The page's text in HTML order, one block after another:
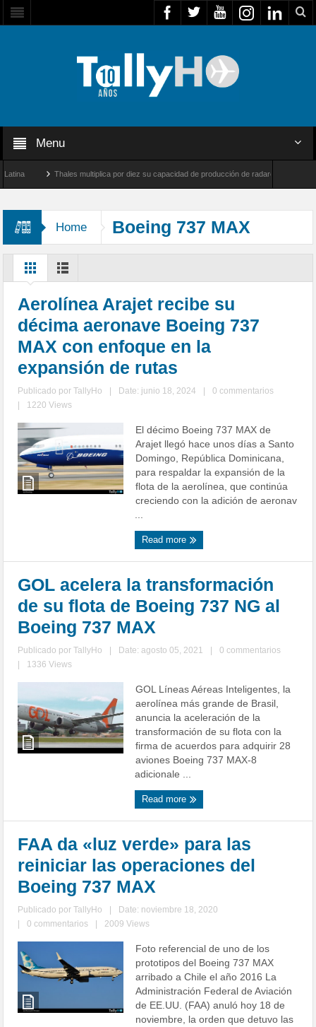
Menu
Thales multiplica por diez su capacidad de producción de radares en Brasil
Home Boeing 737 MAX
Aerolínea Arajet recibe su
décima aeronave Boeing 737
MAX con enfoque en la
expansión de rutas
Publicado porTallyHo Date: junio 18, 2024
0 commentarios
1220 Views
El décimo Boeing 737 MAX de
Arajet llegó hace unos días a Santo
Domingo, República Dominicana,
para respaldar la expansión de la
flota de la aerolínea, que continúa
creciendo con la adición de aeronav
...
Read more
GOL acelera la transformación
de su flota de Boeing 737 NG al
Boeing 737 MAX
Publicado porTallyHo Date: agosto 05, 2021
0 commentarios
1336 Views
GOL Líneas Aéreas Inteligentes, la
aerolínea más grande de Brasil,
anuncia la aceleración de la
transformación de su flota con la
firma de acuerdos para adquirir 28
aviones Boeing 737 MAX-8
adicionale ...
Read more
FAA da «luz verde» para las
reiniciar las operaciones del
Boeing 737 MAX
Publicado porTallyHo
Date: noviembre 18, 2020
0 commentarios 2009 Views
Foto referencial de uno de los
prototipos del Boeing 737 MAX
arribado a Chile el año 2016 La
Administración Federal de Aviación
de EE.UU. (FAA) anuló hoy 18 de
noviembre, la orden que detuvo las